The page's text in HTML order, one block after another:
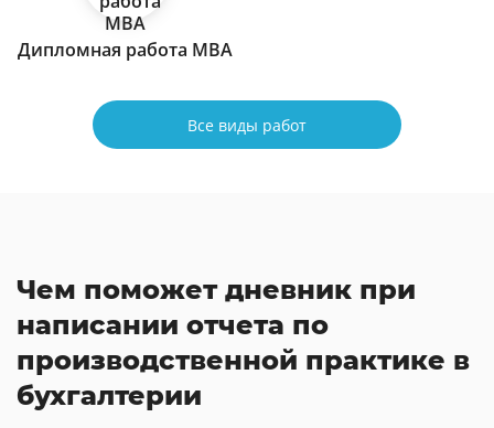
Дипломная работа МВА
Все виды работ
Чем поможет дневник при
написании отчета по
производственной практике в
бухгалтерии